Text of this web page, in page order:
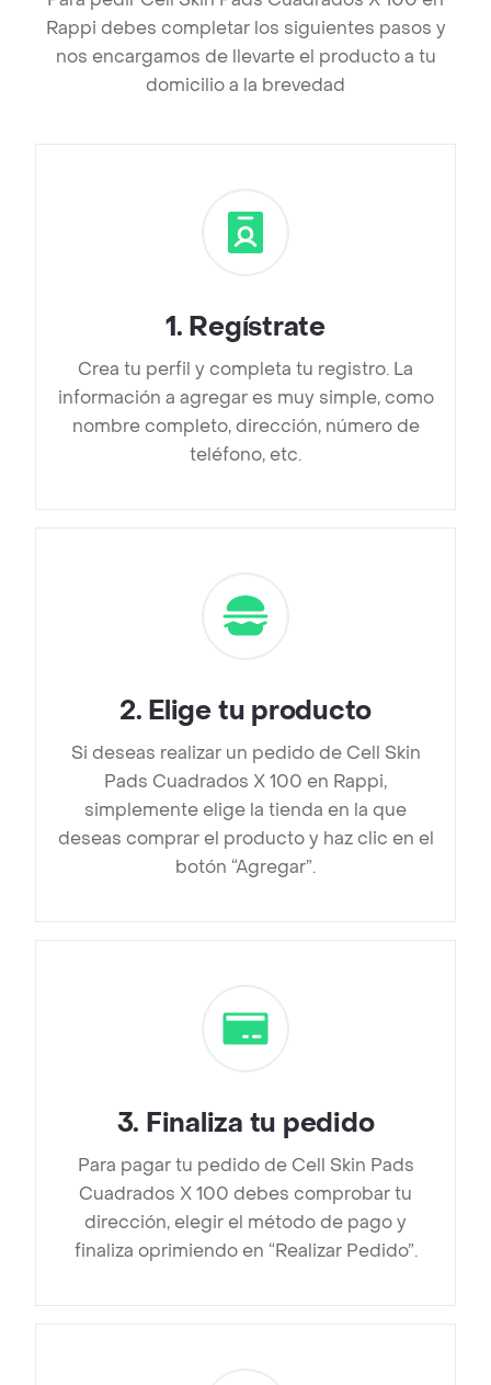
Rappi debes completar los siguientes pasos y
nos encargamos de llevarte el producto a tu
domicilio a la brevedad
1. Regístrate
Crea tu perfil y completa tu registro. La
información a agregar es muy simple, como
nombre completo, dirección, número de
teléfono, etc.
2. Elige tu producto
Si deseas realizar un pedido de Cell Skin
Pads Cuadrados X 100 en Rappi,
simplemente elige la tienda en la que
deseas comprar el producto y haz clic en el
botón “Agregar”.
3. Finaliza tu pedido
Para pagar tu pedido de Cell Skin Pads
Cuadrados X 100 debes comprobar tu
dirección, elegir el método de pago y
finaliza oprimiendo en “Realizar Pedido”.